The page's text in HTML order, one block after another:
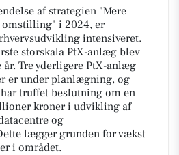
af strategien "Mere
i 2024, er
intensiveret.
storskala PtX-anlæg blev
Tre yderligere PtX-anlæg
er under planlægning, og
truffet beslutning om en
kroner i udvikling af
og
lægger grunden for vækst
i området.